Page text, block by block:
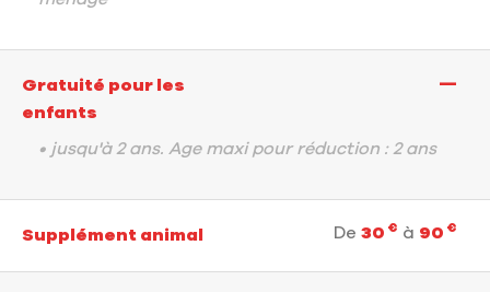
Gratuité pour les
enfants
—
• jusqu'à 2 ans. Age maxi pour réduction : 2 ans
Supplément animal De 30 € à 90 €